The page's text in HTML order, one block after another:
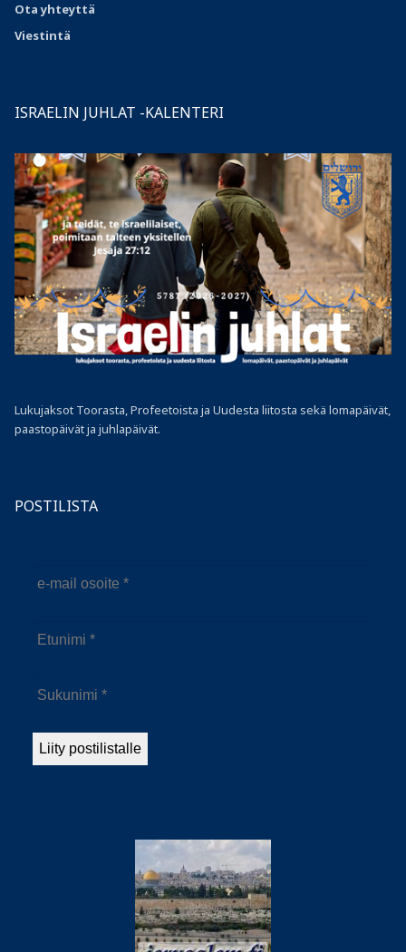
Otayhteyttä
Viestintä
ISRAELIN JUHLAT -KALENTERI
Lukujaksot Toorasta, Profeetoista ja Uudesta liitosta sekä lomapäivät,
paastopäivät ja juhlapäivät.
POSTILISTA